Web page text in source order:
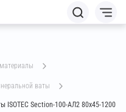
ваты
ISOTEC Section-100-АЛ2 80х45-1200